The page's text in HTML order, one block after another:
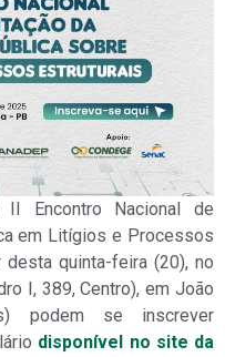
Encontro Nacional de
em Litígios e Processos
desta quinta-feira (20), no
I, 389, Centro), em João
podem se inscrever
disponível no site da